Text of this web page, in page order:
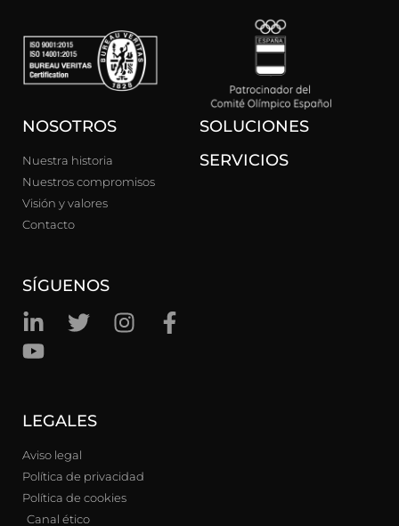
NOSOTROS
Nuestra historia
Nuestros compromisos
Visión y valores
Contacto
SÍGUENOS
SOLUCIONES
SERVICIOS
LEGALES
Aviso legal
Política de privacidad
Política de cookies
Canal ético